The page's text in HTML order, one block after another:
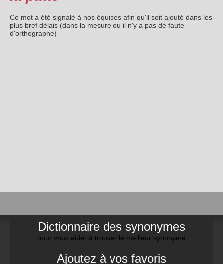
Ce mot a été signalé à nos équipes afin qu'il soit ajouté dans les
plus bref délais (dans la mesure ou il n'y a pas de faute
d'orthographe)
Dictionnaire des synonymes
pour vous aider à trouver le meilleur synonyme
Ajoutez à vos favoris